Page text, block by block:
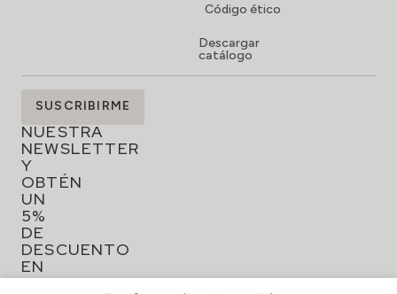
Código ético
Descargar
catálogo
SUSCRÍBETE
NUESTRA
NEWSLETTER
Y
OBTÉN
UN
5%
DE
DESCUENTO
EN
TU
SUSCRIBIRME